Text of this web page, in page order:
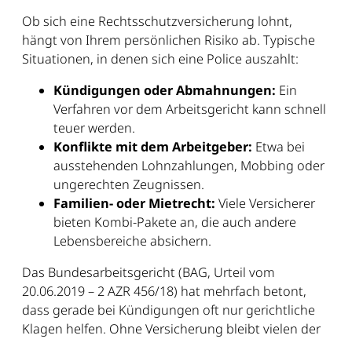
Ob sich eine Rechtsschutzversicherung lohnt,
hängt von Ihrem persönlichen Risiko ab. Typische
Situationen, in denen sich eine Police auszahlt:
Kündigungen oder Abmahnungen: Ein
Verfahren vor dem Arbeitsgericht kann schnell
teuer werden.
Konflikte mit dem Arbeitgeber: Etwa bei
ausstehenden Lohnzahlungen, Mobbing oder
ungerechten Zeugnissen.
Familien- oder Mietrecht: Viele Versicherer
bieten Kombi-Pakete an, die auch andere
Lebensbereiche absichern.
Das Bundesarbeitsgericht (BAG, Urteil vom
20.06.2019 – 2 AZR 456/18) hat mehrfach betont,
dass gerade bei Kündigungen oft nur gerichtliche
Klagen helfen. Ohne Versicherung bleibt vielen der